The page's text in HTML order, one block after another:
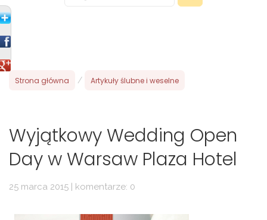
Strona główna / Artykuły ślubne i weselne
Wyjątkowy Wedding Open
Day w Warsaw Plaza Hotel
25 marca 2015 | komentarze: 0